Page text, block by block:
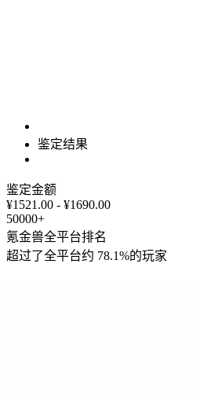
鉴定结果
鉴定金额
¥1521.00 - ¥1690.00
50000+
氪金兽全平台排名
超过了全平台约 78.1%的玩家